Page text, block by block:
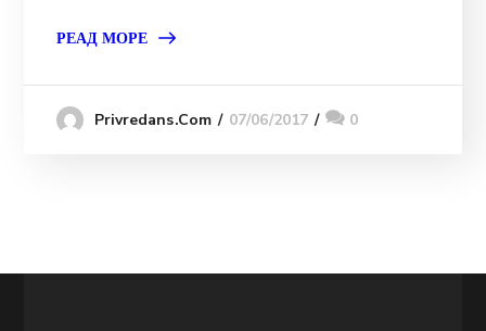
РЕАД МОРЕ
Privredans.com 07/06/2017 0